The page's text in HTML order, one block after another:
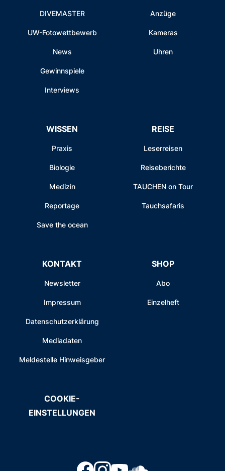
DIVEMASTER
UW-Fotowettbewerb
News
Gewinnspiele
Interviews
Anzüge
Kameras
Uhren
WISSEN
Praxis
Biologie
Medizin
Reportage
Save the ocean
REISE
Leserreisen
Reiseberichte
TAUCHEN on Tour
Tauchsafaris
KONTAKT
Newsletter
Impressum
Datenschutzerklärung
Mediadaten
Meldestelle Hinweisgeber
SHOP
Abo
Einzelheft
COOKIE-
EINSTELLUNGEN